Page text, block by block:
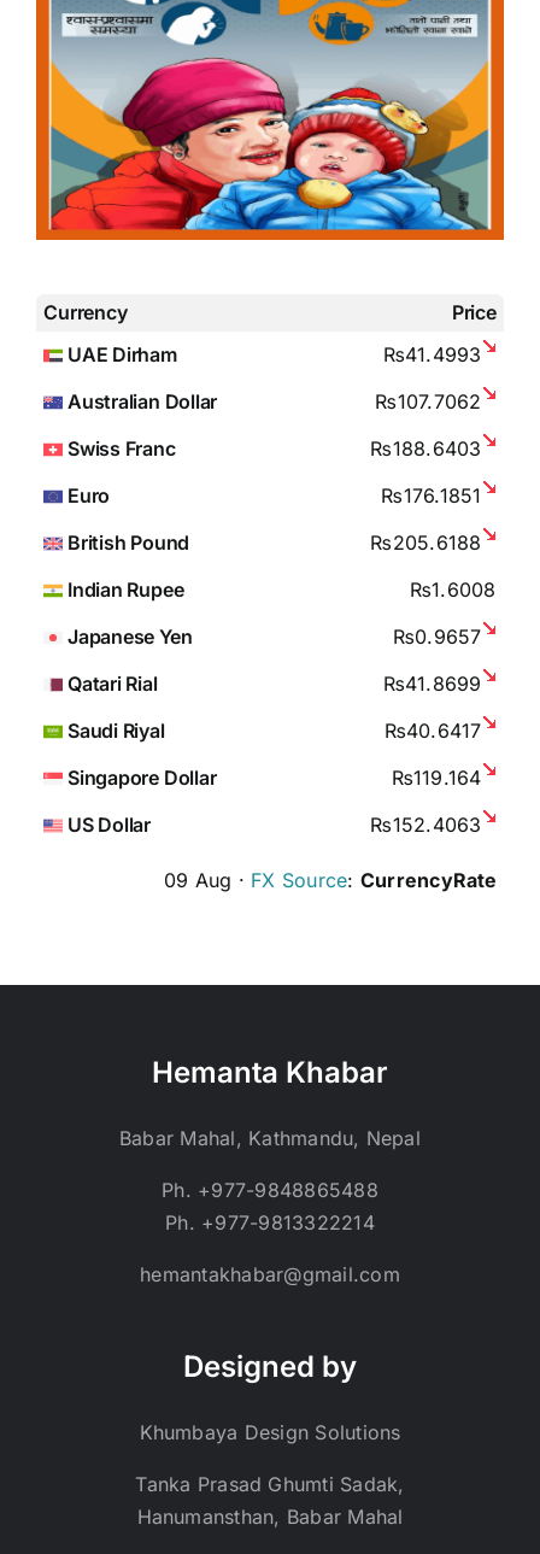
Currency
Price
UAE Dirham
₨41.4993
Australian Dollar
₨107.7062
Swiss Franc
₨188.6403
Euro
₨176.1851
British Pound
₨205.6188
Indian Rupee
₨1.6008
Japanese Yen
₨0.9657
Qatari Rial
₨41.8699
Saudi Riyal
₨40.6417
Singapore Dollar
₨119.164
US Dollar
₨152.4063
09 Aug · FX Source: CurrencyRate
Hemanta Khabar
Babar Mahal, Kathmandu, Nepal
Ph. +977-9848865488
Ph. +977-9813322214
hemantakhabar@gmail.com
Designed by
Khumbaya Design Solutions
Tanka Prasad Ghumti Sadak,
Hanumansthan, Babar Mahal